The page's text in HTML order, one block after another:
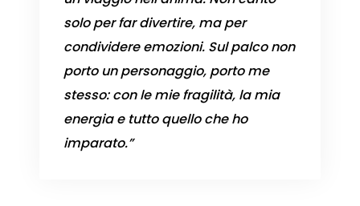
solo per far divertire, ma per
condividere emozioni. Sul palco non
porto un personaggio, porto me
stesso: con le mie fragilità, la mia
energia e tutto quello che ho
imparato.”